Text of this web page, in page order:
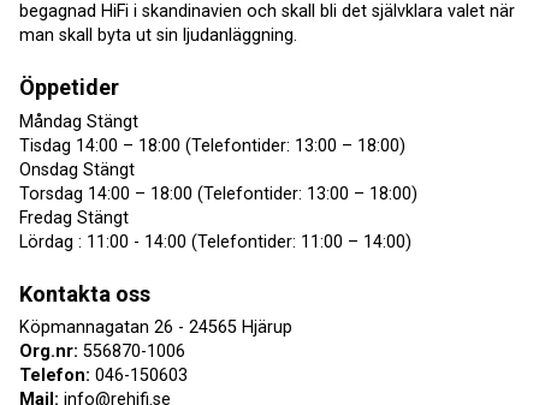
begagnad HiFi i skandinavien och skall bli det självklara valet när
man skall byta ut sin ljudanläggning.
Öppetider
Måndag Stängt
Tisdag 14:00 – 18:00 (Telefontider: 13:00 – 18:00)
Onsdag Stängt
Torsdag 14:00 – 18:00 (Telefontider: 13:00 – 18:00)
Fredag Stängt
Lördag : 11:00 - 14:00 (Telefontider: 11:00 – 14:00)
Kontakta oss
Köpmannagatan 26 - 24565 Hjärup
Org.nr: 556870-1006
Telefon: 046-150603
Mail: info@rehifi.se